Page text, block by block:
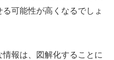
可能性が高くなるでしょ
報は、図解化することに